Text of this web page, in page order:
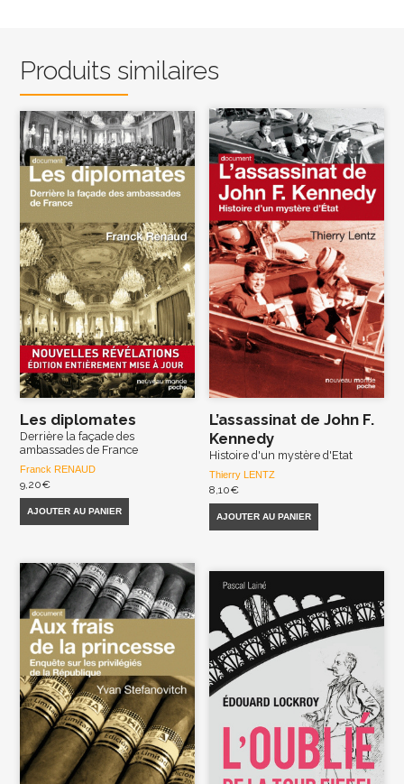
Produits similaires
Les diplomates
Derrière la façade des
ambassades de France
Franck RENAUD
9,20€
AJOUTER AU PANIER
L’assassinat de John F.
Kennedy
Histoire d'un mystère d'Etat
Thierry LENTZ
8,10€
AJOUTER AU PANIER